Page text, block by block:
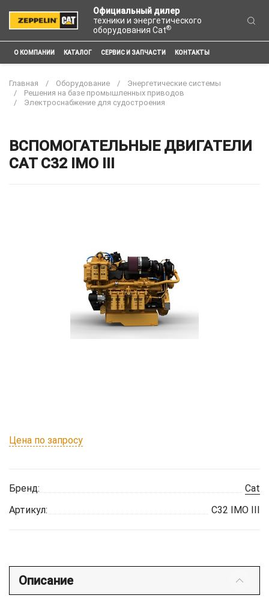
Официальный дилер
техники и энергетического
оборудования Cat®
О КОМПАНИИ КАТАЛОГ СЕРВИС И ЗАПЧАСТИ КОНТАКТЫ
Главная Оборудование
Энергетические системы
Решения на базе промышленных приводов
Электроснабжение для судостроения
ВСПОМОГАТЕЛЬНЫЕ ДВИГАТЕЛИ
CAT C32 IMO III
Цена по запросу
Бренд:
Cat
Артикул:
C32 IMO III
Описание